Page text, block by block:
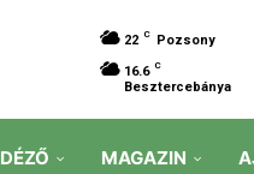
22 C Pozsony
16.6 C
Besztercebánya
MAGAZIN